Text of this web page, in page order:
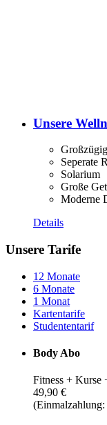
Unsere
Seperate
Solarium
Große
Moderne
Details
Unsere Tarife
12 Monate
6 Monate
1 Monat
Kartentarife
Studententarif
Body Abo
Fitness + Kurse
49,90 €